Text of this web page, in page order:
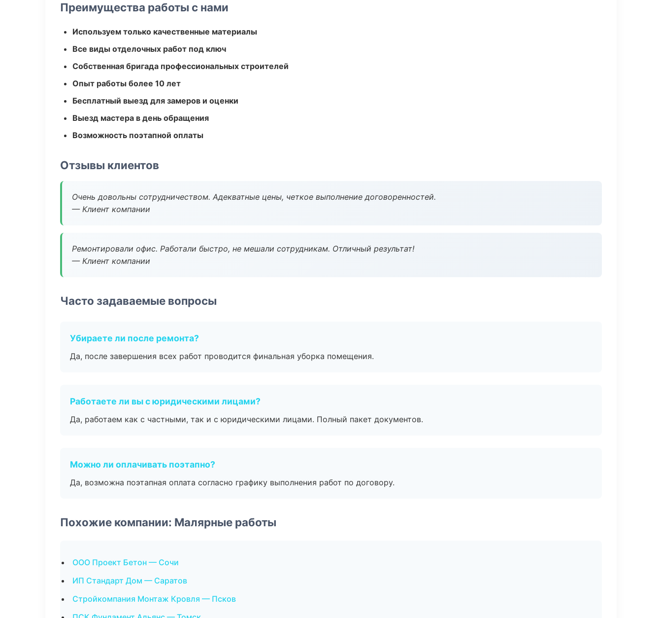
Преимущества работы с нами
Используем только качественные материалы
Все виды отделочных работ под ключ
Собственная бригада профессиональных строителей
Опыт работы более 10 лет
Бесплатный выезд для замеров и оценки
Выезд мастера в день обращения
Возможность поэтапной оплаты
Отзывы клиентов
Очень довольны сотрудничеством. Адекватные цены, четкое выполнение договоренностей.
— Клиент компании
Ремонтировали офис. Работали быстро, не мешали сотрудникам. Отличный результат!
— Клиент компании
Часто задаваемые вопросы
Убираете ли после ремонта?
Да, после завершения всех работ проводится финальная уборка помещения.
Работаете ли вы с юридическими лицами?
Да, работаем как с частными, так и с юридическими лицами. Полный пакет документов.
Можно ли оплачивать поэтапно?
Да, возможна поэтапная оплата согласно графику выполнения работ по договору.
Похожие компании: Малярные работы
ООО Проект Бетон — Сочи
ИП Стандарт Дом — Саратов
Стройкомпания Монтаж Кровля — Псков